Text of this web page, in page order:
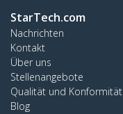
StarTech.com
Nachrichten
Kontakt
Über uns
Stellenangebote
Qualität und Konformität
Blog